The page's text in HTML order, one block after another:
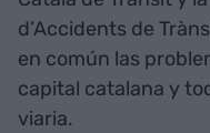
d’Accidents de
en común las
capital catalana y
viaria.